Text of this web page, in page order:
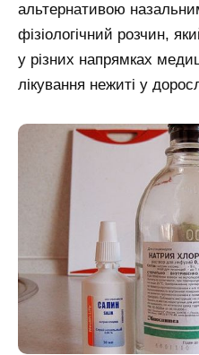
альтернативою
фізіологічний розчин,
у різних напрямках
лікування нежиті у